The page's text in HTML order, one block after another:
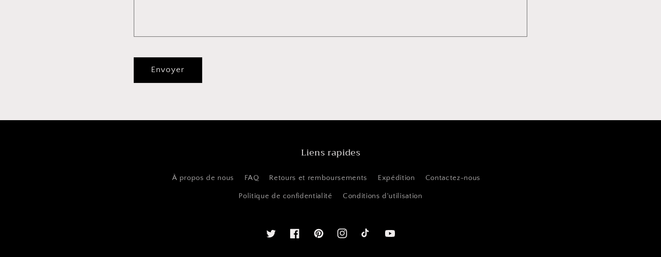
Envoyer
Liens rapides
À propos de nous FAQ Retours et remboursements Expédition Contactez-nous
Politique de confidentialité Conditions d'utilisation
Twitter FacebookPinterestInstagram Youtube